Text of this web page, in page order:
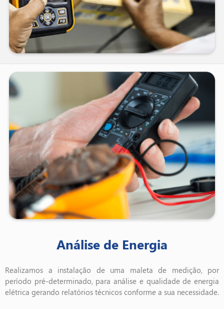
Análise de Energia
Realizamos a instalação de uma maleta de medição, por
período pré-determinado, para análise e qualidade de energia
elétrica gerando relatórios técnicos conforme a sua necessidade.